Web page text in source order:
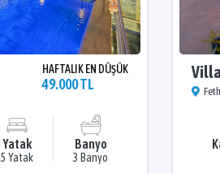
HAFTALIK EN DÜŞÜK
49.000 TL
Yatak
5 Yatak
Banyo
3 Banyo